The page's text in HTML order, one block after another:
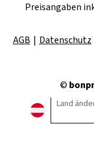
Preisangaben
AGB
Datenschutz
©
Land